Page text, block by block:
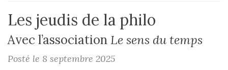
Les jeudis de la philo
Avec l’association Le sens du temps
Posté le 8 septembre 2025